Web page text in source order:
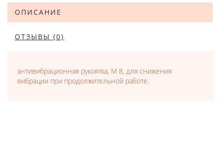
ОПИСАНИЕ
ОТЗЫВЫ (0)
антивибрационная рукоятка, M 8, для снижения
вибрации при продолжительной работе.